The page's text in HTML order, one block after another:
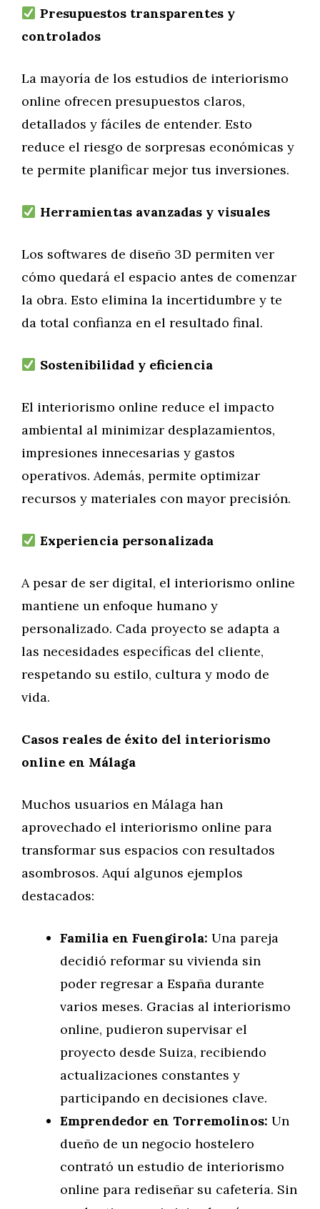
Presupuestos transparentes y
controlados
La mayoría de los estudios de interiorismo
online ofrecen presupuestos claros,
detallados y fáciles de entender. Esto
reduce el riesgo de sorpresas económicas y
te permite planificar mejor tus inversiones.
Herramientas avanzadas y visuales
Los softwares de diseño 3D permiten ver
cómo quedará el espacio antes de comenzar
la obra. Esto elimina la incertidumbre y te
da total confianza en el resultado final.
Sostenibilidad y eficiencia
El interiorismo online reduce el impacto
ambiental al minimizar desplazamientos,
impresiones innecesarias y gastos
operativos. Además, permite optimizar
recursos y materiales con mayor precisión.
Experiencia personalizada
A pesar de ser digital, el interiorismo online
mantiene un enfoque humano y
personalizado. Cada proyecto se adapta a
las necesidades específicas del cliente,
respetando su estilo, cultura y modo de
vida.
Casos reales de éxito del interiorismo
online en Málaga
Muchos usuarios en Málaga han
aprovechado el interiorismo online para
transformar sus espacios con resultados
asombrosos. Aquí algunos ejemplos
destacados:
Familia en Fuengirola: Una pareja
decidió reformar su vivienda sin
poder regresar a España durante
varios meses. Gracias al interiorismo
online, pudieron supervisar el
proyecto desde Suiza, recibiendo
actualizaciones constantes y
participando en decisiones clave.
Emprendedor en Torremolinos: Un
dueño de un negocio hostelero
contrató un estudio de interiorismo
online para rediseñar su cafetería. Sin